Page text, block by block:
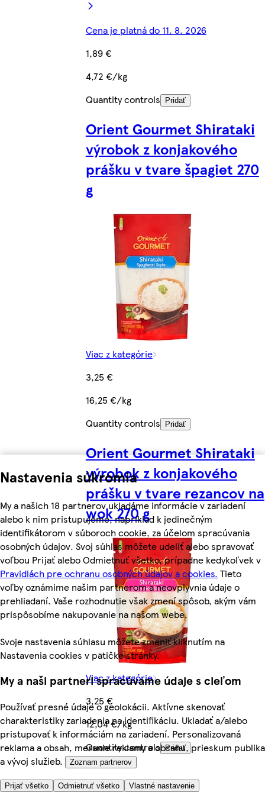
Nastavenia súkromia
My a našich 18 partnerov ukladáme informácie v zariadení
alebo k nim pristupujeme, napríklad k jedinečným
identifikátorom v súboroch cookie, za účelom spracúvania
osobných údajov. Svoj súhlas môžete udeliť alebo spravovať
voľbou Prijať alebo Odmietnuť všetko, prípadne kedykoľvek v
Pravidlách pre ochranu osobných údajov a cookies. Tieto
voľby oznámime našim partnerom a neovplyvnia údaje o
prehliadaní. Vaše rozhodnutie však zmení spôsob, akým vám
prispôsobíme nakupovanie na našom webe.
Svoje nastavenia súhlasu môžete zmeniť kliknutím na
Nastavenia cookies v pätičke stránky.
My a naši partneri spracúvame údaje s cieľom
Používať presné údaje o geolokácii. Aktívne skenovať
charakteristiky zariadenia na identifikáciu. Ukladať a/alebo
pristupovať k informáciám na zariadení. Personalizovaná
reklama a obsah, meranie reklamy a obsahu, prieskum publika
a vývoj služieb.
Zoznam partnerov
Prijať všetko Odmietnuť všetko Vlastné nastavenie
Cena je platná do 11. 8. 2026
1,89 €
4,72 €/kg
Quantity controls
Pridať
Orient Gourmet Shirataki
výrobok z konjakového
prášku v tvare špagiet 270
g
Viac z kategórie
3,25 €
16,25 €/kg
Quantity controls
Pridať
Orient Gourmet Shirataki
výrobok z konjakového
prášku v tvare rezancov na
wok 270 g
Viac z kategórie
3,25 €
12,04 €/kg
Quantity controls Pridať